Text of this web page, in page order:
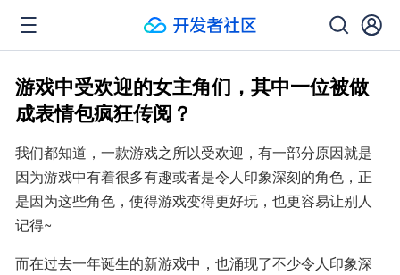
游戏中受欢迎的女主角们，其中一位被做
成表情包疯狂传阅？
我们都知道，一款游戏之所以受欢迎，有一部分原因就是
因为游戏中有着很多有趣或者是令人印象深刻的角色，正
是因为这些角色，使得游戏变得更好玩，也更容易让别人
记得~
而在过去一年诞生的新游戏中，也涌现了不少令人印象深